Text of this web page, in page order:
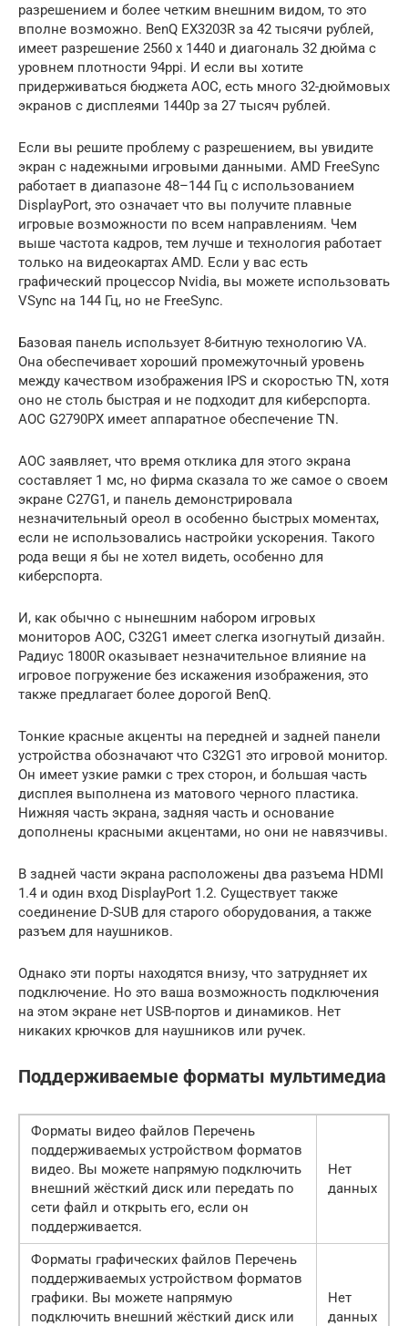
разрешением и более четким внешним видом, то это
вполне возможно. BenQ EX3203R за 42 тысячи рублей,
имеет разрешение 2560 x 1440 и диагональ 32 дюйма с
уровнем плотности 94ppi. И если вы хотите
придерживаться бюджета AOC, есть много 32-дюймовых
экранов с дисплеями 1440p за 27 тысяч рублей.
Если вы решите проблему с разрешением, вы увидите
экран с надежными игровыми данными. AMD FreeSync
работает в диапазоне 48–144 Гц с использованием
DisplayPort, это означает что вы получите плавные
игровые возможности по всем направлениям. Чем
выше частота кадров, тем лучше и технология работает
только на видеокартах AMD. Если у вас есть
графический процессор Nvidia, вы можете использовать
VSync на 144 Гц, но не FreeSync.
Базовая панель использует 8-битную технологию VA.
Она обеспечивает хороший промежуточный уровень
между качеством изображения IPS и скоростью TN, хотя
оно не столь быстрая и не подходит для киберспорта.
AOC G2790PX имеет аппаратное обеспечение TN.
AOC заявляет, что время отклика для этого экрана
составляет 1 мс, но фирма сказала то же самое о своем
экране C27G1, и панель демонстрировала
незначительный ореол в особенно быстрых моментах,
если не использовались настройки ускорения. Такого
рода вещи я бы не хотел видеть, особенно для
киберспорта.
И, как обычно с нынешним набором игровых
мониторов AOC, C32G1 имеет слегка изогнутый дизайн.
Радиус 1800R оказывает незначительное влияние на
игровое погружение без искажения изображения, это
также предлагает более дорогой BenQ.
Тонкие красные акценты на передней и задней панели
устройства обозначают что C32G1 это игровой монитор.
Он имеет узкие рамки с трех сторон, и большая часть
дисплея выполнена из матового черного пластика.
Нижняя часть экрана, задняя часть и основание
дополнены красными акцентами, но они не навязчивы.
В задней части экрана расположены два разъема HDMI
1.4 и один вход DisplayPort 1.2. Существует также
соединение D-SUB для старого оборудования, а также
разъем для наушников.
Однако эти порты находятся внизу, что затрудняет их
подключение. Но это ваша возможность подключения
на этом экране нет USB-портов и динамиков. Нет
никаких крючков для наушников или ручек.
Поддерживаемые форматы мультимедиа
Форматы видео файлов Перечень
поддерживаемых устройством форматов
видео. Вы можете напрямую подключить
внешний жёсткий диск или передать по
сети файл и открыть его, если он
поддерживается.
Нет
данных
Форматы графических файлов Перечень
поддерживаемых устройством форматов
графики. Вы можете напрямую
подключить внешний жёсткий диск или
Нет
данных